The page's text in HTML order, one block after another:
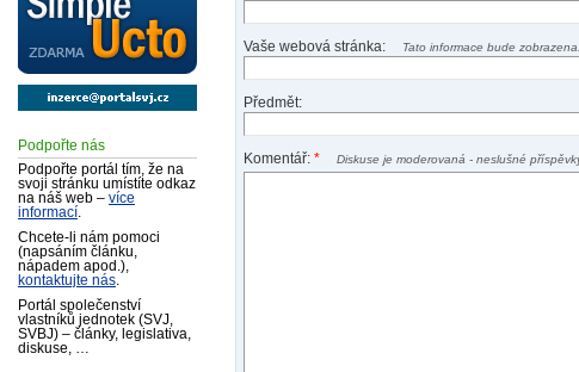
Podpořte nás
Podpořte portál tím, že na
svoji stránku umístíte odkaz
na náš web – více
informací
Chcete-li nám pomoci
(napsáním článku,
nápadem apod.),
kontaktujte nás
Portál společenství
vlastníků jednotek (SVJ,
SVBJ) – články, legislativa,
diskuse, …
Vaše webová stránka: Tato informace bude zobrazena.
Předmět:
Komentář:* Diskuse je moderovaná - neslušné